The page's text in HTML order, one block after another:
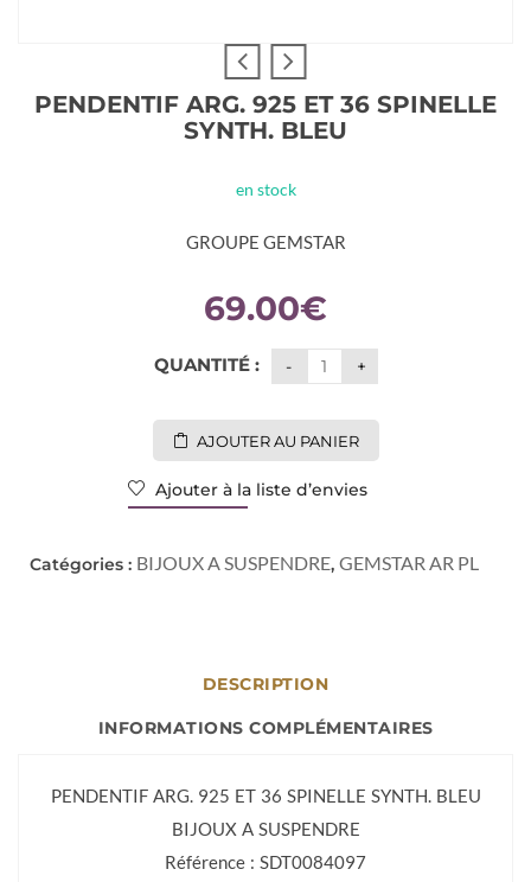
PENDENTIF ARG. 925 ET 36 SPINELLE
SYNTH. BLEU
en stock
GROUPE GEMSTAR
69.00€
QUANTITÉ :
AJOUTER AU PANIER
Ajouter à la liste d’envies
Catégories : BIJOUX A SUSPENDRE, GEMSTAR AR PL
DESCRIPTION
INFORMATIONS COMPLÉMENTAIRES
PENDENTIF ARG. 925 ET 36 SPINELLE SYNTH. BLEU
BIJOUX A SUSPENDRE
Référence : SDT0084097